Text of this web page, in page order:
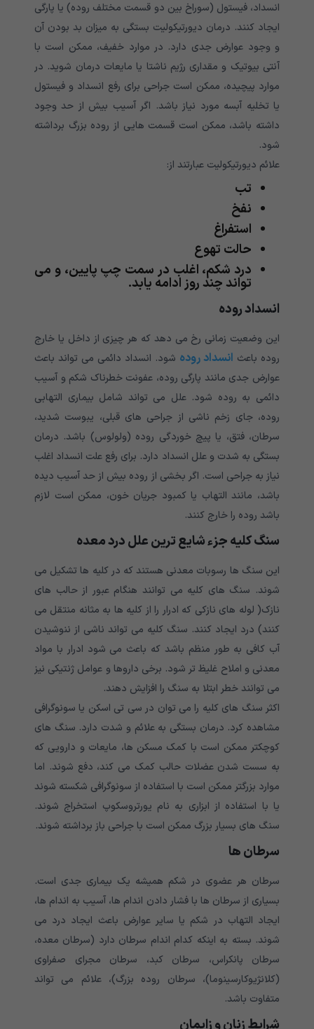
انسداد، فیستول (سوراخ بین دو قسمت مختلف روده) یا پارگی
ایجاد کنند. درمان دیورتیکولیت بستگی به میزان بد بودن آن
و وجود عوارض جدی دارد. در موارد خفیف، ممکن است با
آنتی بیوتیک و مقداری رژیم ناشتا یا مایعات درمان شوید. در
موارد پیچیده، ممکن است جراحی برای رفع انسداد و فیستول
یا تخلیه آبسه مورد نیاز باشد. اگر آسیب بیش از حد وجود
داشته باشد، ممکن است قسمت هایی از روده بزرگ برداشته
شود.
علائم دیورتیکولیت عبارتند از:
تب
نفخ
استفراغ
حالت تهوع
درد شکم، اغلب در سمت چپ پایین، و می
تواند چند روز ادامه یابد.
انسداد روده
این وضعیت زمانی رخ می دهد که هر چیزی از داخل یا خارج
روده باعث انسداد روده شود. انسداد دائمی می تواند باعث
عوارض جدی مانند پارگی روده، عفونت خطرناک شکم و آسیب
دائمی به روده شود. علل می تواند شامل بیماری التهابی
روده، جای زخم ناشی از جراحی های قبلی، یبوست شدید،
سرطان، فتق، یا پیچ خوردگی روده (ولولوس) باشد. درمان
بستگی به شدت و علل انسداد دارد. برای رفع علت انسداد اغلب
نیاز به جراحی است. اگر بخشی از روده بیش از حد آسیب دیده
باشد، مانند التهاب یا کمبود جریان خون، ممکن است لازم
باشد روده را خارج کنند.
سنگ کلیه جزء شایع ترین علل درد معده
این سنگ ها رسوبات معدنی هستند که در کلیه ها تشکیل می
شوند. سنگ های کلیه می توانند هنگام عبور از حالب های
نازک( لوله های نازکی که ادرار را از کلیه ها به مثانه منتقل می
کنند) درد ایجاد کنند. سنگ کلیه می تواند ناشی از ننوشیدن
آب کافی به طور منظم باشد که باعث می شود ادرار با مواد
معدنی و املاح غلیظ تر شود. برخی داروها و عوامل ژنتیکی نیز
می توانند خطر ابتلا به سنگ را افزایش دهند.
اکثر سنگ های کلیه را می توان در سی تی اسکن یا سونوگرافی
مشاهده کرد. درمان بستگی به علائم و شدت دارد. سنگ های
کوچکتر ممکن است با کمک مسکن ها، مایعات و دارویی که
به سست شدن عضلات حالب کمک می کند، دفع شوند. اما
موارد بزرگتر ممکن است با استفاده از سونوگرافی شکسته شوند
یا با استفاده از ابزاری به نام یورتروسکوپ استخراج شوند.
سنگ های بسیار بزرگ ممکن است با جراحی باز برداشته شوند.
سرطان ها
سرطان هر عضوی در شکم همیشه یک بیماری جدی است.
بسیاری از سرطان ها با فشار دادن اندام ها، آسیب به اندام ها،
ایجاد التهاب در شکم یا سایر عوارض باعث ایجاد درد می
شوند. بسته به اینکه کدام اندام سرطان دارد (سرطان معده،
سرطان پانکراس، سرطان کبد، سرطان مجرای صفراوی
(کلانژیوکارسینوما)، سرطان روده بزرگ)، علائم می تواند
متفاوت باشد.